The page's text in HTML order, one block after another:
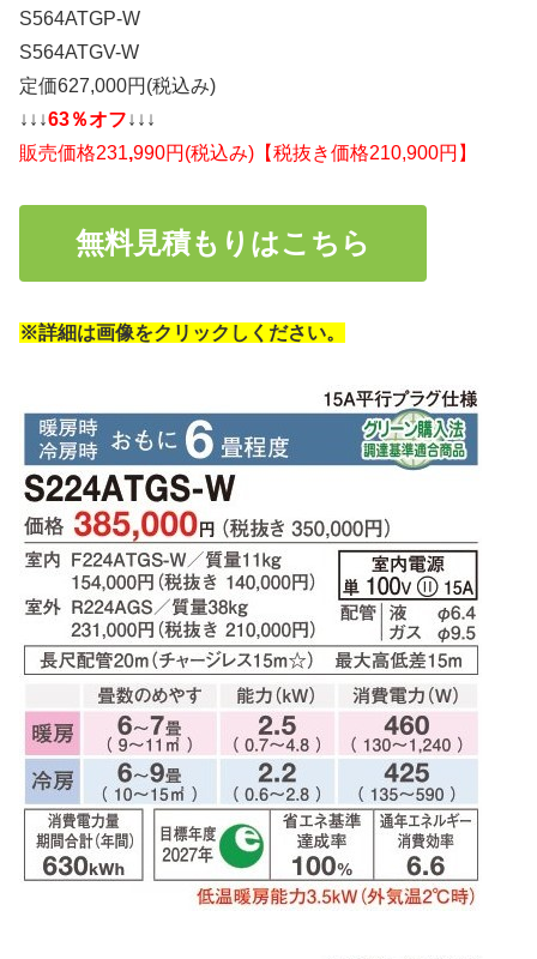
S564ATGP-W
S564ATGV-W
定価627,000円(税込み)
↓↓↓63％オフ↓↓↓
販売価格231,990円(税込み)【税抜き価格210,900円】
無料見積もりはこちら
※詳細は画像をクリックしください。